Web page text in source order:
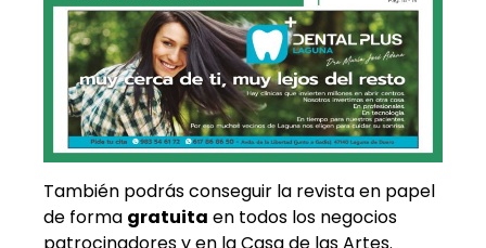
También podrás conseguir la revista en papel
de forma gratuita en todos los negocios